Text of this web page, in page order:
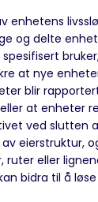
enhetens
og delte
at nye
blir
at enheter
ved slutten
eierstruktur,
ruter eller
bidra til å